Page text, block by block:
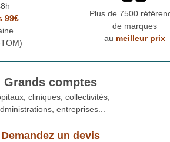
99€
Plus de 7500
de marques
au meilleur prix
Grands comptes
cliniques, collectivités,
entreprises...
Demandez un devis